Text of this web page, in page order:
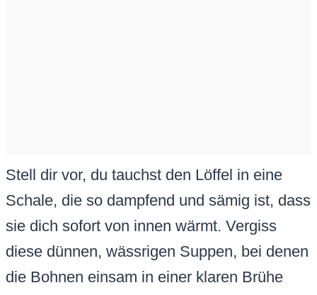
Stell dir vor, du tauchst den Löffel in eine
Schale, die so dampfend und sämig ist, dass
sie dich sofort von innen wärmt. Vergiss
diese dünnen, wässrigen Suppen, bei denen
die Bohnen einsam in einer klaren Brühe